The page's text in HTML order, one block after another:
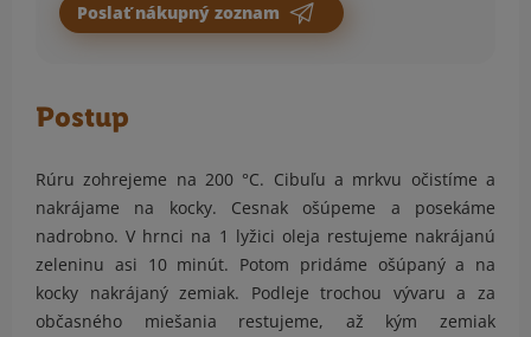
Poslať nákupný zoznam
Postup
Rúru zohrejeme na 200 °C. Cibuľu a mrkvu očistíme a
nakrájame na kocky. Cesnak ošúpeme a posekáme
nadrobno. V hrnci na 1 lyžici oleja restujeme nakrájanú
zeleninu asi 10 minút. Potom pridáme ošúpaný a na
kocky nakrájaný zemiak. Podleje trochou vývaru a za
občasného miešania restujeme, až kým zemiak